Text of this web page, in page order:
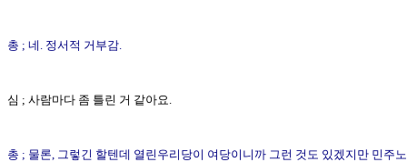
총 ; 네. 정서적 거부감.
심 ; 사람마다 좀 틀린 거 같아요.
총 ; 물론, 그렇긴 할텐데 열린우리당이 여당이니까 그런 것도 있겠지만 민주